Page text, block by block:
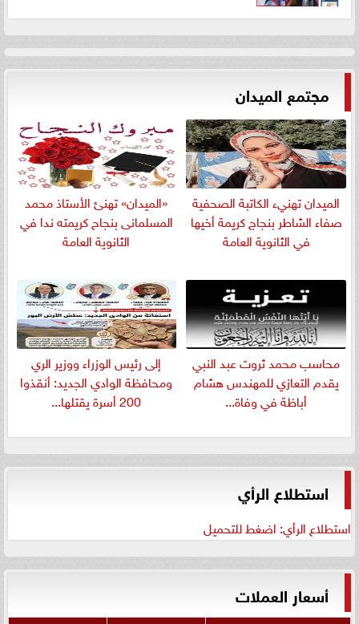
مجتمع الميدان
الميدان تهنيء الكاتبة الصحفية
صفاء الشاطر بنجاج كريمة أخيها
في الثانوية العامة
«الميدان» تهنئ الأستاذ محمد
المسلمانى بنجاح كريمته ندا في
الثانوية العامة
​محاسب محمد ثروت عبد النبي
يقدم التعازي للمهندس هشام
أباظة في وفاة...
إلى رئيس الوزراء ووزير الري
ومحافظة الوادي الجديد: أنقذوا
200 أسرة يقتلها...
استطلاع الرأي
استطلاع الرأي: اضغط للتحميل
أسعار العملات